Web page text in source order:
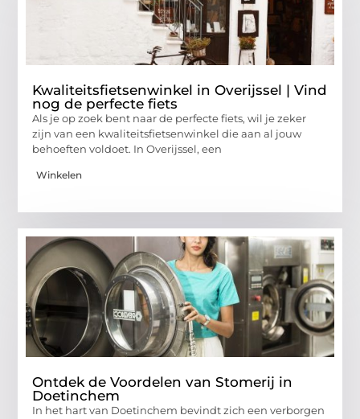
Kwaliteitsfietsenwinkel in Overijssel | Vind
nog de perfecte fiets
Als je op zoek bent naar de perfecte fiets, wil je zeker
zijn van een kwaliteitsfietsenwinkel die aan al jouw
behoeften voldoet. In Overijssel, een
Winkelen
Ontdek de Voordelen van Stomerij in
Doetinchem
In het hart van Doetinchem bevindt zich een verborgen